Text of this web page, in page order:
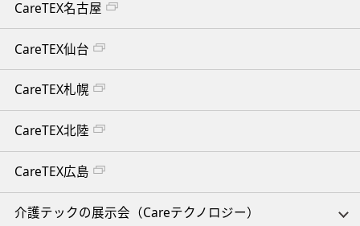
CareTEX名古屋
CareTEX仙台
CareTEX札幌
CareTEX北陸
CareTEX広島
介護テックの展示会（Careテクノロジー）